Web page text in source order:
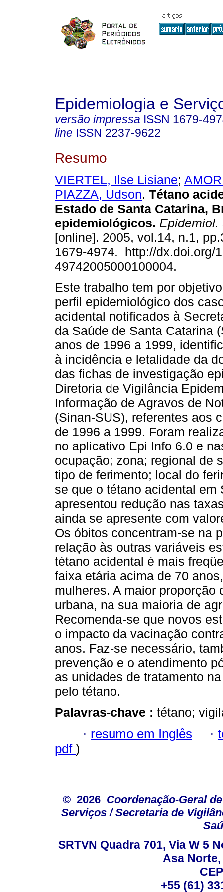
Epidemiologia e
versão impressa ISSN 1679-
line ISSN 2237-9622
Resumo
VIERTEL, Ilse Lisiane;
PIAZZA, Udson. Tétano
Estado de Santa Catarina,
epidemiológicos. Epidemiol.
[online]. 2005, vol.14, n.1,
1679-4974. http://dx.doi.org/
49742005000100004.
Este trabalho tem por
perfil epidemiológico dos
acidental notificados à
da Saúde de Santa Catarina
anos de 1996 a 1999,
à incidência e letalidade da
das fichas de investigação
Diretoria de Vigilância
Informação de Agravos de
(Sinan-SUS), referentes aos
de 1996 a 1999. Foram
no aplicativo Epi Info 6.0 e
ocupação; zona; regional de
tipo de ferimento; local do
se que o tétano acidental em
apresentou redução nas
ainda se apresente com
Os óbitos concentram-se na
relação às outras variáveis
tétano acidental é mais
faixa etária acima de 70
mulheres. A maior
urbana, na sua maioria de
Recomenda-se que novos
o impacto da vacinação
anos. Faz-se necessário,
prevenção e o atendimento
as unidades de tratamento
pelo tétano.
Palavras-chave : tétano;
· resumo em Inglês ·
pdf )
© 2026 Coordenação-Geral
Serviços / Secretaria de
SRTVN Quadra 701, Via W 5
Asa
+55 (61)